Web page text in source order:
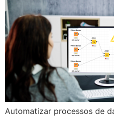
Automatizar processos de